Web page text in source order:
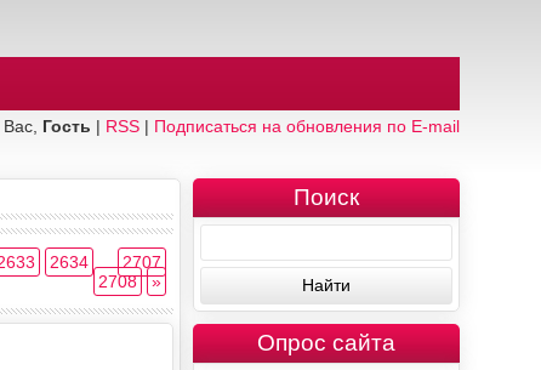
Гость | RSS| Подписаться на обновления по E-mail
2634
2707
2708
»
Поиск
Опрос сайта